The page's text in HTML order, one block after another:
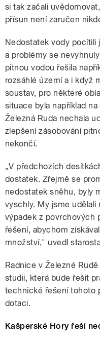
si tak začali
přísun není zaručen
Nedostatek vody pocítili
a problémy se
pitnou vodou řešila
rozsáhlé území a i když
soustav, pro některé
situace byla například
Železná Ruda nechala
zlepšení zásobování
nekončí.
„V předchozích
dostatek. Zřejmě se
nedostatek sněhu, byly
vyschly. My jsme udělali
výpadek z povrchových
řešení, abychom
množství," uvedl
Radnice v Železné
studii, která bude řešit
technické řešení tohoto
dotaci.
Kašperské Hory řeší